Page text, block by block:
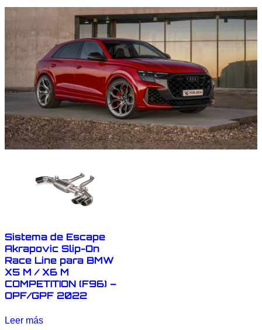
Sistema de Escape
Akrapovic Slip-On
Race Line para BMW
X5 M / X6 M
COMPETITION (F96) –
OPF/GPF 2022
Leer más